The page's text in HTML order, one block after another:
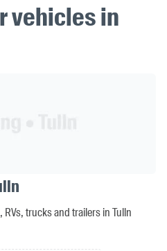
vehicles in
trucks and trailers in Tulln